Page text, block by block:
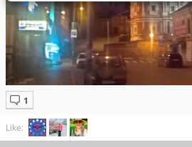
Like: